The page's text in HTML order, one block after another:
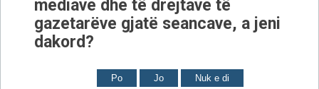
mediave dhe të drejtave të
gazetarëve gjatë seancave, a jeni
dakord?
Po Jo Nuk e di